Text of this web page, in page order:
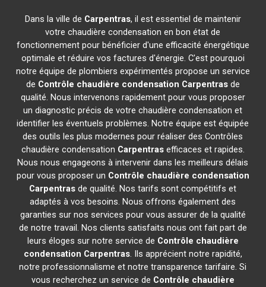
Dans la ville de Carpentras, il est essentiel de maintenir
votre chaudière condensation en bon état de
fonctionnement pour bénéficier d'une efficacité énergétique
optimale et réduire vos factures d'énergie. C'est pourquoi
notre équipe de plombiers expérimentés propose un service
de Contrôle chaudière condensation Carpentrasde
qualité. Nous intervenons rapidement pour vous proposer
un diagnostic précis de votre chaudière condensation et
identifier les éventuels problèmes. Notre équipe est équipée
des outils les plus modernes pour réaliser des Contrôles
chaudière condensation Carpentrasefficaces et rapides.
Nous nous engageons à intervenir dans les meilleurs délais
pour vous proposer un Contrôle chaudière condensation
Carpentras de qualité. Nos tarifs sont compétitifs et
adaptés à vos besoins. Nous offrons également des
garanties sur nos services pour vous assurer de la qualité
de notre travail. Nos clients satisfaits nous ont fait part de
leurs éloges sur notre service de Contrôle chaudière
condensation Carpentras. Ils apprécient notre rapidité,
notre professionnalisme et notre transparence tarifaire. Si
vous recherchez un service de Contrôle chaudière